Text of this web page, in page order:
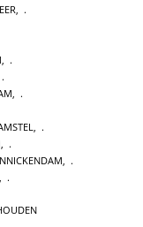
,
,
,
,
,